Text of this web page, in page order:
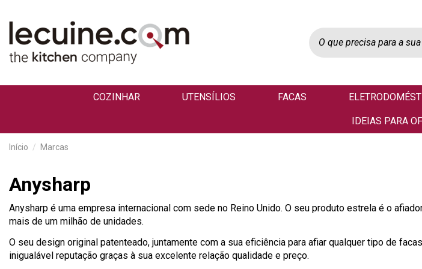
COZINHAR UTENSÍLIOS FACAS
IDEIAS PARA
Início Marcas
Anysharp
Anysharp é uma empresa internacional com sede no Reino Unido. O seu produto estrela é o
mais de um milhão de unidades.
O seu design original patenteado, juntamente com a sua eficiência para afiar qualquer tipo de
inigualável reputação graças à sua excelente relação qualidade e preço.